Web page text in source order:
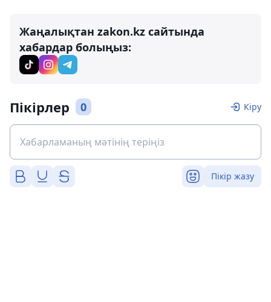
Жаңалықтан zakon.kz сайтында
хабардар болыңыз:
Пікірлер 0 Кіру
Пікір жазу